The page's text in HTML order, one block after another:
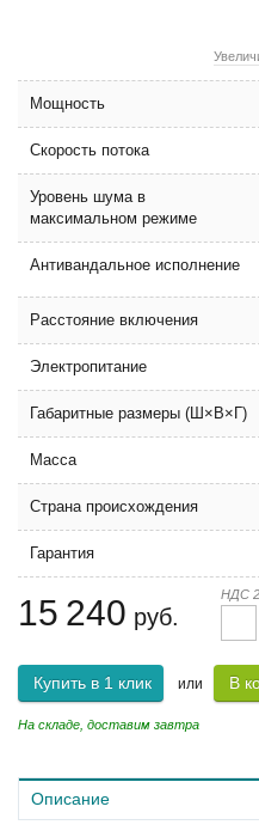
Мощность
Скорость потока
Уровень шума в
максимальном режиме
Антивандальное исполнение
Расстояние включения
Электропитание
Габаритные размеры (Ш×В×Г)
Масса
Страна происхождения
Гарантия
15 240 руб.
НДС
Купить в 1 клик или В
На складе, доставим завтра
Описание